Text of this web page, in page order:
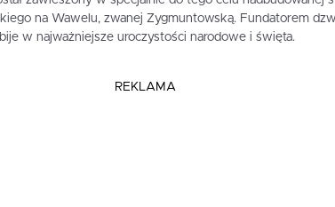
na Wawelu, zwanej Zygmuntowską. Fundatorem
w najważniejsze uroczystości narodowe i święta.
REKLAMA